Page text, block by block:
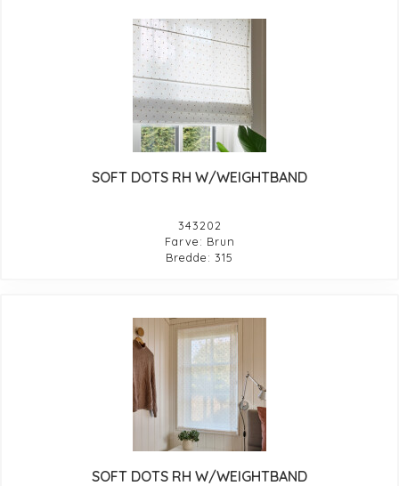
SOFT DOTS RH W/WEIGHTBAND
343202
Farve: Brun
Bredde: 315
SOFT DOTS RH W/WEIGHTBAND